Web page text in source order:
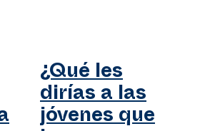
¿Qué les
dirías a las
jóvenes que